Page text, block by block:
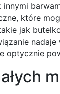
innymi
które
jak
optycznie